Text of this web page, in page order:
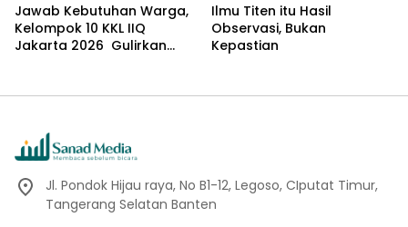
Jawab Kebutuhan Warga,
Kelompok 10 KKL IIQ
Jakarta 2026 Gulirkan
Ilmu Titen itu Hasil
Observasi, Bukan
Kepastian
Jl. Pondok Hijau raya, No B1-12, Legoso, CIputat Timur,
Tangerang Selatan Banten